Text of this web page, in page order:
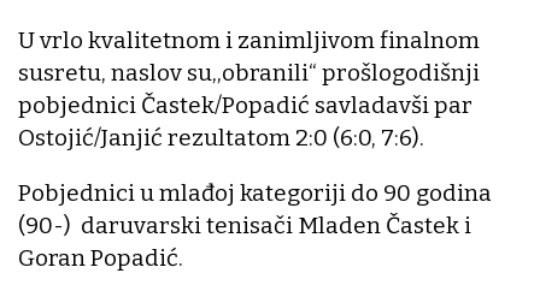
U vrlo kvalitetnom i zanimljivom finalnom
susretu, naslov su,,obranili“ prošlogodišnji
pobjednici Častek/Popadić savladavši par
Ostojić/Janjić rezultatom 2:0 (6:0, 7:6).
Pobjednici u mlađoj kategoriji do 90 godina
(90-) daruvarski tenisači Mladen Častek i
Goran Popadić.